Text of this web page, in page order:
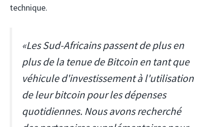
technique.
«Les Sud-Africains passent de plus en
plus de la tenue de Bitcoin en tant que
véhicule d'investissement à l'utilisation
de leur bitcoin pour les dépenses
quotidiennes. Nous avons recherché